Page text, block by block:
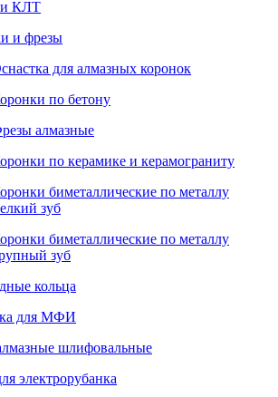
КЛТ
и фрезы
для алмазных коронок
по бетону
алмазные
по керамике и керамограниту
биметаллические по металлу
зуб
биметаллические по металлу
зуб
кольца
для МФИ
шлифовальные
электрорубанка